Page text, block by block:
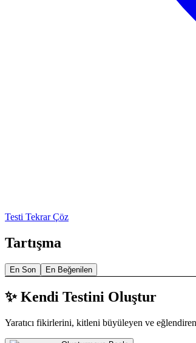
Testi Tekrar Çöz
Tartışma
En Son En Beğenilen
✨ Kendi Testini Oluştur
Yaratıcı fikirlerini, kitleni büyüleyen ve